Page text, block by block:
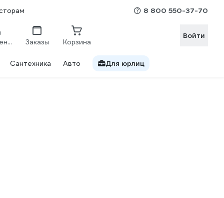
8 800 550-37-70
Сравнение Заказы Корзина
Войти
Сантехника Авто Для юрлиц